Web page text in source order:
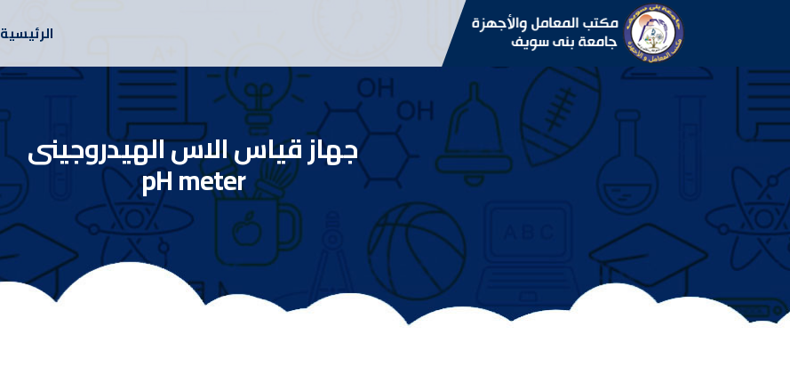
الرئيسية
جهاز قياس الاس الهيدروجينى
pH meter